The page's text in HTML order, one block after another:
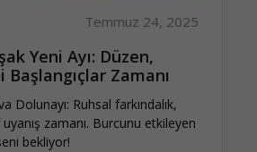
Temmuz 24, 2025
Yeni Ayı: Düzen,
Başlangıçlar Zamanı
Dolunayı: Ruhsal farkındalık,
zamanı. Burcunu etkileyen
bekliyor!